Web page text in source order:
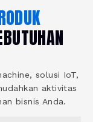
solusi IoT,
aktivitas
bisnis Anda.